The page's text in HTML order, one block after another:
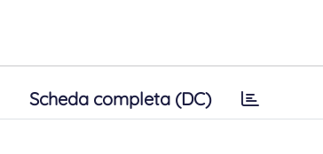
Scheda completa (DC)